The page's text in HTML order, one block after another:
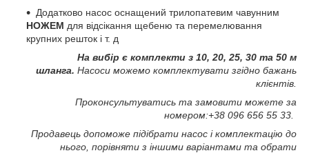
Додатково насос оснащений трилопатевим чавунним
НОЖЕМ для відсікання щебеню та перемелювання
крупних решток і т. д
На вибір є комплекти з 10, 20, 25, 30 та 50 м
шланга. Насоси можемо комплектувати згідно бажань
клієнтів.
Проконсультуватись та замовити можете за
номером:+38 096 656 55 33.
Продавець допоможе підібрати насос і комплектацію до
нього, порівняти з іншими варіантами та обрати